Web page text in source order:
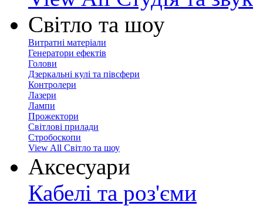
Світло та шоу
Витратні матеріали
Генератори ефектів
Голови
Дзеркальні кулі та півсфери
Контролери
Лазери
Лампи
Прожектори
Світлові прилади
Стробоскопи
View All Світло та шоу
Аксесуари
Кабелі та роз'єми